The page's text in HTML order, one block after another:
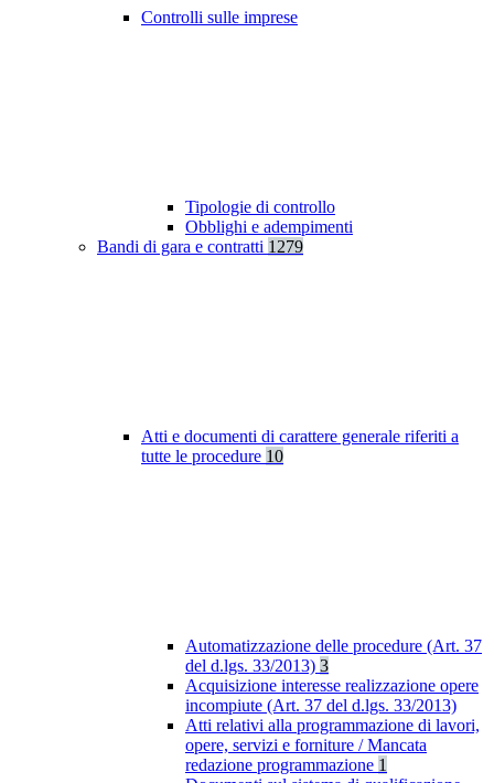
Controlli sulle imprese
Tipologie di controllo
Obblighi e adempimenti
Bandi di gara e contratti 1279
Atti e documenti di carattere generale riferiti a
tutte le procedure 10
Automatizzazione delle procedure (Art. 37
del d.lgs. 33/2013) 3
Acquisizione interesse realizzazione opere
incompiute (Art. 37 del d.lgs. 33/2013)
Atti relativi alla programmazione di lavori,
opere, servizi e forniture / Mancata
redazione programmazione 1